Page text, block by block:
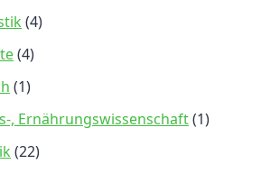
(4)
(4)
(1)
, Ernährungswissenschaft(1)
(22)